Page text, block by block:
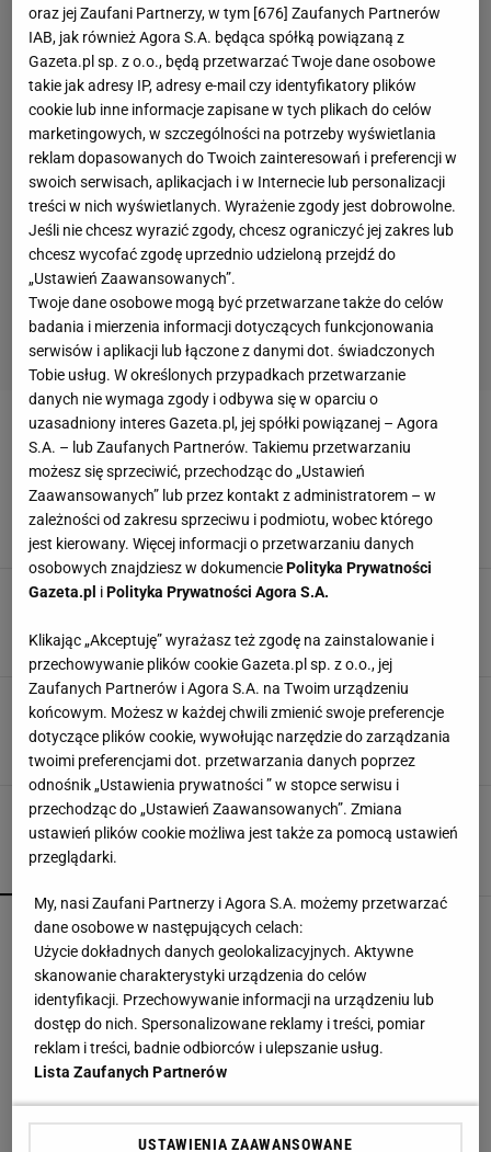
VC GREENYARD MAASEIK
Polski trener z sukcesami w Belgii. Powrót na
szczyt po siedmiu latach
Dawid Franek, 13 MAJA 2026, 10:51
Rywale wpadli pod polski walec w Lidze
Kacper Ciuksza,15 STYCZNIA 2025, 22:20
Co za mecz! Totalna dominacja Projektu
Warszawa. Miazga w Lidze Mistrzów
Bartosz Królikowski,12 LISTOPADA 2024, 22:05
POPULARNE
Górnik Zabrze przegrał z Ferencvarosem.
Wicemistrz Polski ma czego żałować [ZAPIS
RELACJI]
Tichonow grzmi: Z Polakami należy postąpić
dokładnie tak samo
Do tej pory znane głównie z Europy Zachodniej.
Teraz takie miejsca powstają w Polsce
oraz jej Zaufani Partnerzy, w tym [676] Zaufanych Partnerów
IAB, jak również Agora S.A. będąca spółką powiązaną z
Gazeta.pl sp. z o.o., będą przetwarzać Twoje dane osobowe
takie jak adresy IP, adresy e-mail czy identyfikatory plików
cookie lub inne informacje zapisane w tych plikach do celów
marketingowych, w szczególności na potrzeby wyświetlania
reklam dopasowanych do Twoich zainteresowań i preferencji w
swoich serwisach, aplikacjach i w Internecie lub personalizacji
treści w nich wyświetlanych. Wyrażenie zgody jest dobrowolne.
Jeśli nie chcesz wyrazić zgody, chcesz ograniczyć jej zakres lub
chcesz wycofać zgodę uprzednio udzieloną przejdź do
„Ustawień Zaawansowanych”.
Twoje dane osobowe mogą być przetwarzane także do celów
badania i mierzenia informacji dotyczących funkcjonowania
serwisów i aplikacji lub łączone z danymi dot. świadczonych
Tobie usług. W określonych przypadkach przetwarzanie
danych nie wymaga zgody i odbywa się w oparciu o
uzasadniony interes Gazeta.pl, jej spółki powiązanej – Agora
S.A. – lub Zaufanych Partnerów. Takiemu przetwarzaniu
możesz się sprzeciwić, przechodząc do „Ustawień
Zaawansowanych” lub przez kontakt z administratorem – w
zależności od zakresu sprzeciwu i podmiotu, wobec którego
jest kierowany. Więcej informacji o przetwarzaniu danych
osobowych znajdziesz w dokumenciePolityka Prywatności
Gazeta.pl iPolityka Prywatności Agora S.A.
Klikając „Akceptuję” wyrażasz też zgodę na zainstalowanie i
przechowywanie plików cookie Gazeta.pl sp. z o.o., jej
Zaufanych Partnerów i Agora S.A. na Twoim urządzeniu
końcowym. Możesz w każdej chwili zmienić swoje preferencje
dotyczące plików cookie, wywołując narzędzie do zarządzania
twoimi preferencjami dot. przetwarzania danych poprzez
odnośnik „Ustawienia prywatności ” w stopce serwisu i
przechodząc do „Ustawień Zaawansowanych”. Zmiana
ustawień plików cookie możliwa jest także za pomocą ustawień
przeglądarki.
My, nasi Zaufani Partnerzy i Agora S.A. możemy przetwarzać
dane osobowe w następujących celach:
Użycie dokładnych danych geolokalizacyjnych. Aktywne
skanowanie charakterystyki urządzenia do celów
identyfikacji. Przechowywanie informacji na urządzeniu lub
dostęp do nich. Spersonalizowane reklamy i treści, pomiar
reklam i treści, badnie odbiorców i ulepszanie usług.
Lista Zaufanych Partnerów
USTAWIENIA ZAAWANSOWANE